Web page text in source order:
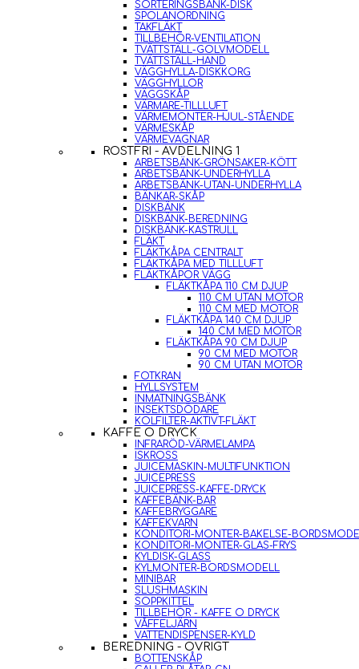
SORTERINGSBÄNK-DISK
SPOLANORDNING
TAKFLÄKT
TILLBEHÖR-VENTILATION
TVÄTTSTÄLL-GOLVMODELL
TVÄTTSTÄLL-HAND
VÄGGHYLLA-DISKKORG
VÄGGHYLLOR
VÄGGSKÅP
VÄRMARE-TILLLUFT
VÄRMEMONTER-HJUL-STÅENDE
VÄRMESKÅP
VÄRMEVAGNAR
ROSTFRI - AVDELNING 1
ARBETSBÄNK-GRÖNSAKER-KÖTT
ARBETSBÄNK-UNDERHYLLA
ARBETSBÄNK-UTAN-UNDERHYLLA
BÄNKAR-SKÅP
DISKBÄNK
DISKBÄNK-BEREDNING
DISKBÄNK-KASTRULL
FLÄKT
FLÄKTKÅPA CENTRALT
FLÄKTKÅPA MED TILLLUFT
FLÄKTKÅPOR VÄGG
FLÄKTKÅPA 110 CM DJUP
110 CM UTAN MOTOR
110 CM MED MOTOR
FLÄKTKÅPA 140 CM DJUP
140 CM MED MOTOR
FLÄKTKÅPA 90 CM DJUP
90 CM MED MOTOR
90 CM UTAN MOTOR
FOTKRAN
HYLLSYSTEM
INMATNINGSBÄNK
INSEKTSDÖDARE
KOLFILTER-AKTIVT-FLÄKT
KAFFE O DRYCK
INFRARÖD-VÄRMELAMPA
ISKROSS
JUICEMASKIN-MULTIFUNKTION
JUICEPRESS
JUICEPRESS-KAFFE-DRYCK
KAFFEBÄNK-BAR
KAFFEBRYGGARE
KAFFEKVARN
KONDITORI-MONTER-BAKELSE-
KONDITORI-MONTER-GLAS-FRYS
KYLDISK-GLASS
KYLMONTER-BORDSMODELL
MINIBAR
SLUSHMASKIN
SOPPKITTEL
TILLBEHÖR - KAFFE O DRYCK
VÅFFELJÄRN
VATTENDISPENSER-KYLD
BEREDNING - ÖVRIGT
BOTTENSKÅP